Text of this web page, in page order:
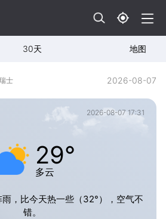
30天 地图
士 2026-08-07
2026-08-07 17:31
29°
多云
，比今天热一些（32°），空气不
错。